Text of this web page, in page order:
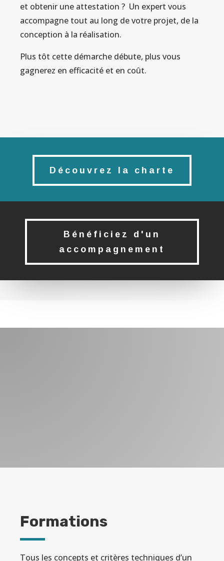
et obtenir une attestation ? Un expert vous
accompagne tout au long de votre projet, de la
conception à la réalisation.
Plus tôt cette démarche débute, plus vous
gagnerez en efficacité et en coût.
Découvrez la charte
Bénéficiez d'un
accompagnement
Formations
Tous les concepts et critères techniques d’un